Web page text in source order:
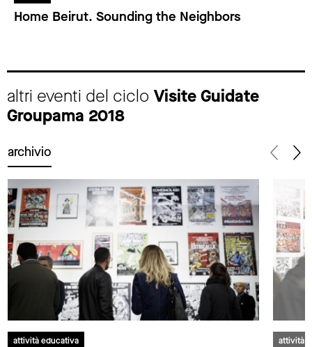
Home Beirut. Sounding the Neighbors
altri eventi del ciclo Visite Guidate
Groupama 2018
archivio
attività educativa attività